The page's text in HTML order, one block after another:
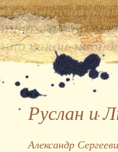
Руслан и
Александр